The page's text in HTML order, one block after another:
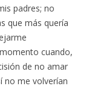
padres; no
que más quería
cuando,
de no amar
no me volverían